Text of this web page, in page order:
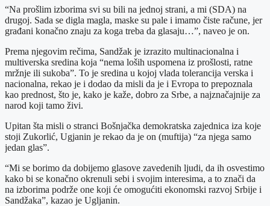
“Na prošlim izborima svi su bili na jednoj strani, a mi (SDA) na
drugoj. Sada se digla magla, maske su pale i imamo čiste račune, jer
građani konačno znaju za koga treba da glasaju…”, naveo je on.
Prema njegovim rečima, Sandžak je izrazito multinacionalna i
multiverska sredina koja “nema loših uspomena iz prošlosti, ratne
mržnje ili sukoba”. To je sredina u kojoj vlada tolerancija verska i
nacionalna, rekao je i dodao da misli da je i Evropa to prepoznala
kao prednost, što je, kako je kaže, dobro za Srbe, a najznačajnije za
narod koji tamo živi.
Upitan šta misli o stranci Bošnjačka demokratska zajednica iza koje
stoji Zukorlić, Ugjanin je rekao da je on (muftija) “za njega samo
jedan glas”.
“Mi se borimo da dobijemo glasove zavedenih ljudi, da ih osvestimo
kako bi se konačno okrenuli sebi i svojim interesima, a to znači da
na izborima podrže one koji će omogućiti ekonomski razvoj Srbije i
Sandžaka”, kazao je Ugljanin.